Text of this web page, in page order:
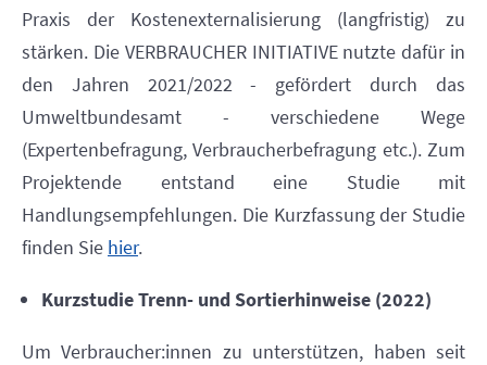
Praxis der Kostenexternalisierung (langfristig) zu
stärken. Die VERBRAUCHER INITIATIVE nutzte dafür in
den Jahren 2021/2022 - gefördert durch das
Umweltbundesamt - verschiedene Wege
(Expertenbefragung, Verbraucherbefragung etc.). Zum
Projektende entstand eine Studie mit
Handlungsempfehlungen. Die Kurzfassung der Studie
finden Sie hier.
Kurzstudie Trenn- und Sortierhinweise (2022)
Um Verbraucher:innen zu unterstützen, haben seit